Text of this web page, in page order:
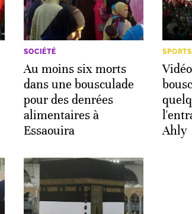
SOCIÉTÉ
Au moins six morts
dans une bousculade
pour des denrées
alimentaires à
Essaouira
SPORTS
Ahly